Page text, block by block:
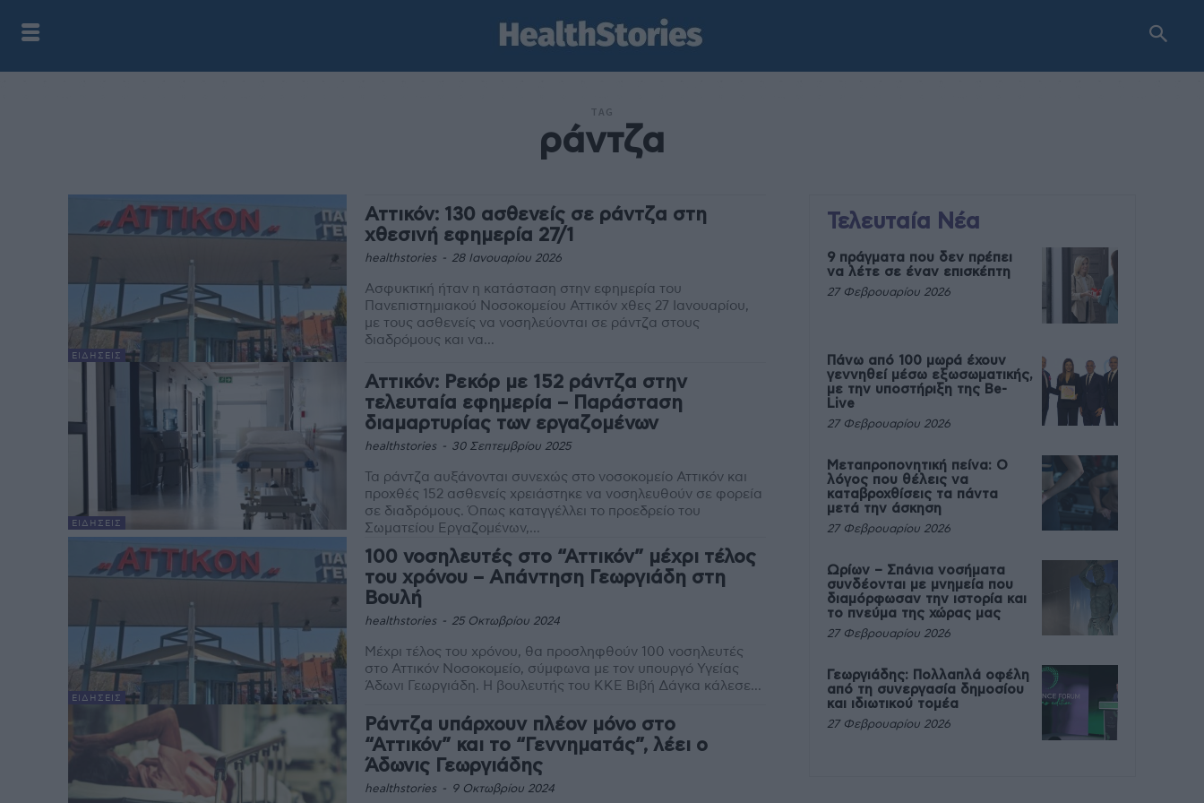
TAG
ράντζα
ΕΙΔΉΣΕΙΣ
Αττικόν: 130 ασθενείς σε ράντζα στη
χθεσινή εφημερία 27/1
healthstories - 28 Ιανουαρίου 2026
Ασφυκτική ήταν η κατάσταση στην εφημερία του
Πανεπιστημιακού Νοσοκομείου Αττικόν χθες 27 Ιανουαρίου,
με τους ασθενείς να νοσηλεύονται σε ράντζα στους
διαδρόμους και να...
ΕΙΔΉΣΕΙΣ
Αττικόν: Ρεκόρ με 152 ράντζα στην
τελευταία εφημερία – Παράσταση
διαμαρτυρίας των εργαζομένων
healthstories - 30 Σεπτεμβρίου 2025
Τα ράντζα αυξάνονται συνεχώς στο νοσοκομείο Αττικόν και
προχθές 152 ασθενείς χρειάστηκε να νοσηλευθούν σε φορεία
σε διαδρόμους. Όπως καταγγέλλει το προεδρείο του
Σωματείου Εργαζομένων,...
ΕΙΔΉΣΕΙΣ
100 νοσηλευτές στο “Αττικόν” μέχρι τέλος
του χρόνου – Απάντηση Γεωργιάδη στη
Βουλή
healthstories - 25 Οκτωβρίου 2024
Μέχρι τέλος του χρόνου, θα προσληφθούν 100 νοσηλευτές
στο Αττικόν Νοσοκομείο, σύμφωνα με τον υπουργό Υγείας
Άδωνι Γεωργιάδη. Η βουλευτής του ΚΚΕ Βιβή Δάγκα κάλεσε...
Ράντζα υπάρχουν πλέον μόνο στο
“Αττικόν” και το “Γεννηματάς”, λέει ο
Άδωνις Γεωργιάδης
healthstories - 9 Οκτωβρίου 2024
Τελευταία Νέα
9 πράγματα που δεν πρέπει
να λέτε σε έναν επισκέπτη
27 Φεβρουαρίου 2026
Πάνω από 100 μωρά έχουν
γεννηθεί μέσω εξωσωματικής,
με την υποστήριξη της Be-
Live
27 Φεβρουαρίου 2026
Μεταπροπονητική πείνα: Ο
λόγος που θέλεις να
καταβροχθίσεις τα πάντα
μετά την άσκηση
27 Φεβρουαρίου 2026
Ωρίων – Σπάνια νοσήματα
συνδέονται με μνημεία που
διαμόρφωσαν την ιστορία και
το πνεύμα της χώρας μας
27 Φεβρουαρίου 2026
Γεωργιάδης: Πολλαπλά οφέλη
από τη συνεργασία δημοσίου
και ιδιωτικού τομέα
27 Φεβρουαρίου 2026